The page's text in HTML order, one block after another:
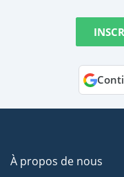
À propos de nous